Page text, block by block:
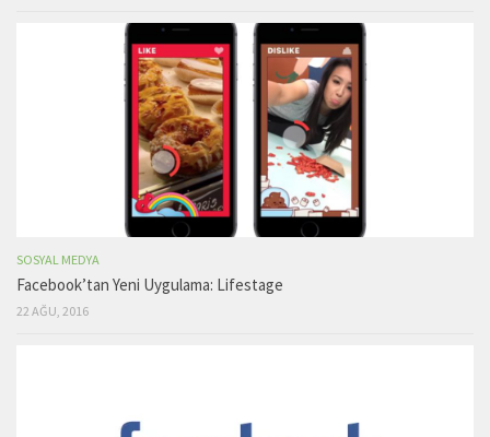
SOSYAL MEDYA
Facebook’tan Yeni Uygulama: Lifestage
22 AĞU, 2016